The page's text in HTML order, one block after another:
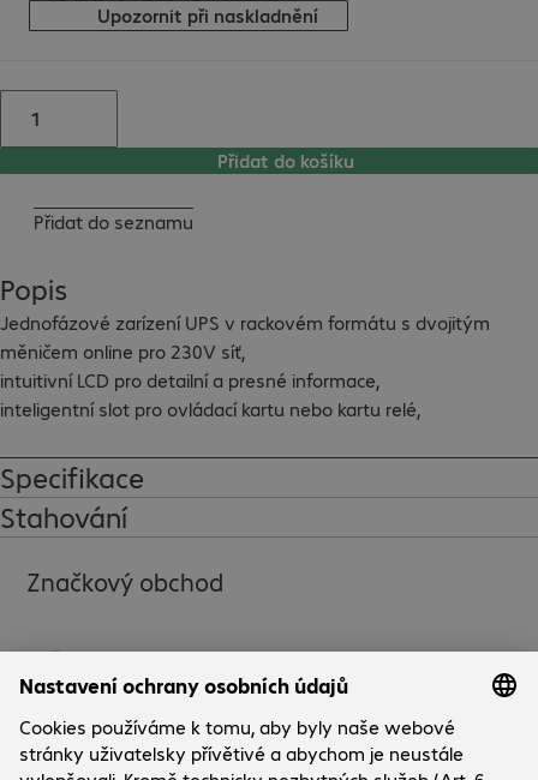
Upozornit při naskladnění
Přidat do košíku
Přidat do seznamu
Popis
Jednofázové zarízení UPS v rackovém formátu s dvojitým
měničem online pro 230V síť,
intuitivní LCD pro detailní a presné informace,
inteligentní slot pro ovládací kartu nebo kartu relé,
automatický interní bypass,
včetně sady kolejnic
výstupy: 4x zdírka IEC320-C13
Specifikace
Stahování
Značkový obchod